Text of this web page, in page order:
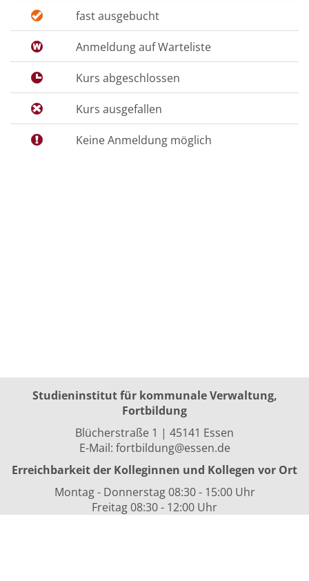
fast ausgebucht
Anmeldung auf Warteliste
Kurs abgeschlossen
Kurs ausgefallen
Keine Anmeldung möglich
Studieninstitut für kommunale Verwaltung,
Fortbildung
Blücherstraße 1 | 45141 Essen
E-Mail: fortbildung@essen.de
Erreichbarkeit der Kolleginnen und Kollegen vor Ort
Montag - Donnerstag 08:30 - 15:00 Uhr
Freitag 08:30 - 12:00 Uhr